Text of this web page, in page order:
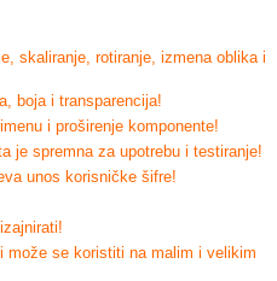
skaliranje, rotiranje, izmena oblika i
boja i transparencija!
i proširenje komponente!
je spremna za upotrebu i testiranje!
unos korisničke šifre!
može se koristiti na malim i velikim